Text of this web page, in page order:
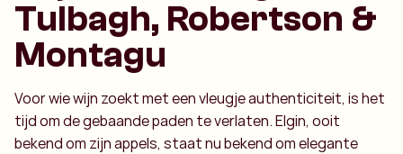
Tulbagh, Robertson &
Montagu
Voor wie wijn zoekt met een vleugje authenticiteit, is het
tijd om de gebaande paden te verlaten. Elgin, ooit
bekend om zijn appels, staat nu bekend om elegante